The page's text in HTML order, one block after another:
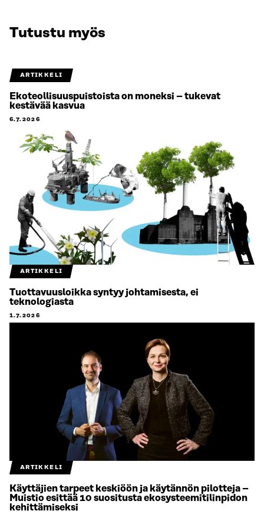
Tutustu myös
ARTIKKELI
Ekoteollisuuspuistoista on moneksi – tukevat
kestävää kasvua
6.7.2026
ARTIKKELI
Tuottavuusloikka syntyy johtamisesta, ei
teknologiasta
1.7.2026
ARTIKKELI
Käyttäjien tarpeet keskiöön ja käytännön pilotteja –
Muistio esittää 10 suositusta ekosysteemitilinpidon
kehittämiseksi